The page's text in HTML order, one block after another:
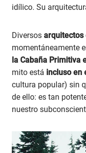
idílico. Su
Diversos arquitectos
momentáneamente
la Cabaña Primitiva
mito está incluso en
cultura popular) sin
de ello: es tan
nuestro